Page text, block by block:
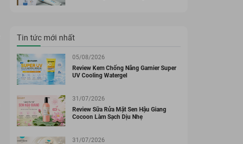
Tin tức mới nhất
05/08/2026
Review Kem Chống Nắng Garnier Super
UV Cooling Watergel
31/07/2026
Review Sữa Rửa Mặt Sen Hậu Giang
Cocoon Làm Sạch Dịu Nhẹ
31/07/2026